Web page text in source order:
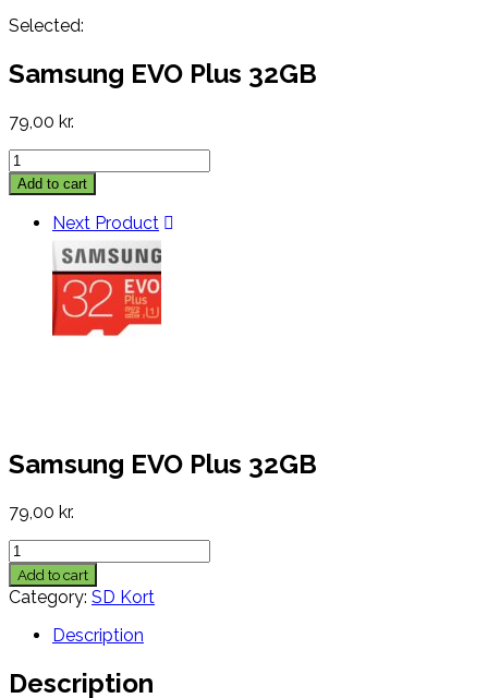
Selected:
Samsung EVO Plus 32GB
79,00 kr.
Samsung
EVO
Plus
32GB
quantity
Add to cart
Next Product
Samsung EVO Plus 32GB
79,00 kr.
Samsung
EVO
Plus
32GB
quantity
Add to cart
Category: SD Kort
Description
Description